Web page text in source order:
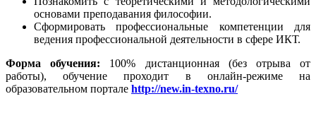
основами преподавания философии.
Сформировать профессиональные компетенции для
ведения профессиональной деятельности в сфере ИКТ.
Форма обучения: 100% дистанционная (без отрыва от
работы), обучение проходит в онлайн-режиме на
образовательном портале http://new.in-texno.ru/